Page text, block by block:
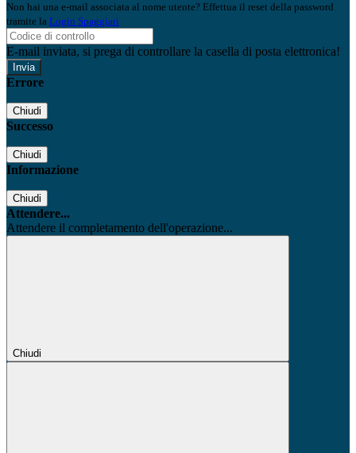
Non hai una e-mail associata al nome utente? Effettua il reset della password
tramite la Login Spaggiari
E-mail inviata, si prega di controllare la casella di posta elettronica!
Errore
Chiudi
Successo
Chiudi
Informazione
Chiudi
Attendere...
Attendere il completamento dell'operazione...
Chiudi